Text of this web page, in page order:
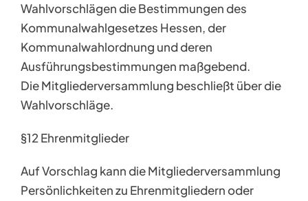
Wahlvorschlägen die Bestimmungen des
Kommunalwahlgesetzes Hessen, der
Kommunalwahlordnung und deren
Ausführungsbestimmungen maßgebend.
Die Mitgliederversammlung beschließt über die
Wahlvorschläge.
§12 Ehrenmitglieder
Auf Vorschlag kann die Mitgliederversammlung
Persönlichkeiten zu Ehrenmitgliedern oder